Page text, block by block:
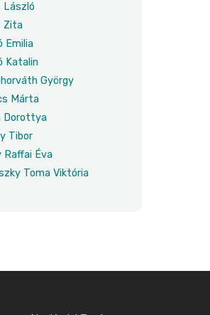
László
Zita
Emilia
Katalin
György
Márta
Dorottya
Tibor
Raffai Éva
Toma Viktória